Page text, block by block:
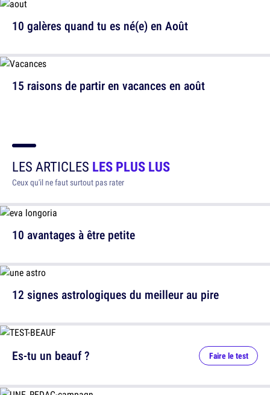
10 galères quand tu es né(e) en Août
15 raisons de partir en vacances en août
LES ARTICLES LES PLUS LUS
Ceux qu'il ne faut surtout pas rater
10 avantages à être petite
12 signes astrologiques du meilleur au pire
Es-tu un beauf ? Faire le test